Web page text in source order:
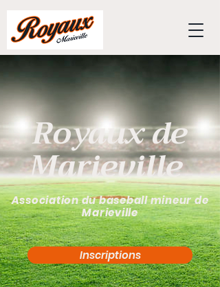
Royaux de
Marieville
Association du baseball mineur de
Marieville
Inscriptions